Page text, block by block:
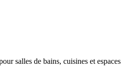
salles de bains, cuisines et espaces